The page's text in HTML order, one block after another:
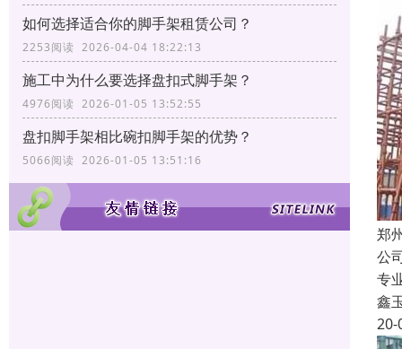
如何选择适合你的脚手架租赁公司？
2253阅读 2026-04-04 18:22:13
施工中为什么要选择盘扣式脚手架？
4976阅读 2026-01-05 13:52:55
盘扣脚手架相比碗扣脚手架的优势？
5066阅读 2026-01-05 13:51:16
郑
公
专
鑫
20-